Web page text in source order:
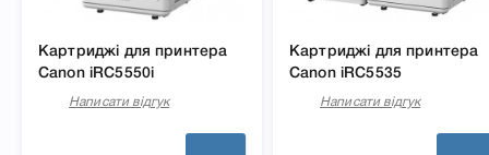
Картриджі для принтера
Canon iRC5550i
Написати відгук
Картриджі для принтера
Canon iRC5535
Написати відгук